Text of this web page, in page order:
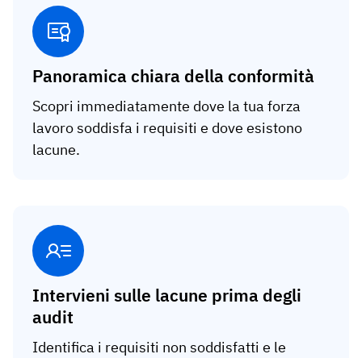
Panoramica chiara della conformità
Scopri immediatamente dove la tua forza
lavoro soddisfa i requisiti e dove esistono
lacune.
Intervieni sulle lacune prima degli
audit
Identifica i requisiti non soddisfatti e le